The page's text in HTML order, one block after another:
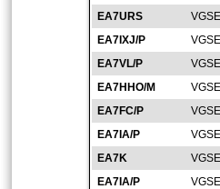
EA7URS
EA7IXJ/P
EA7VL/P
EA7HHO/M
EA7FC/P
EA7IA/P
EA7K
EA7IA/P